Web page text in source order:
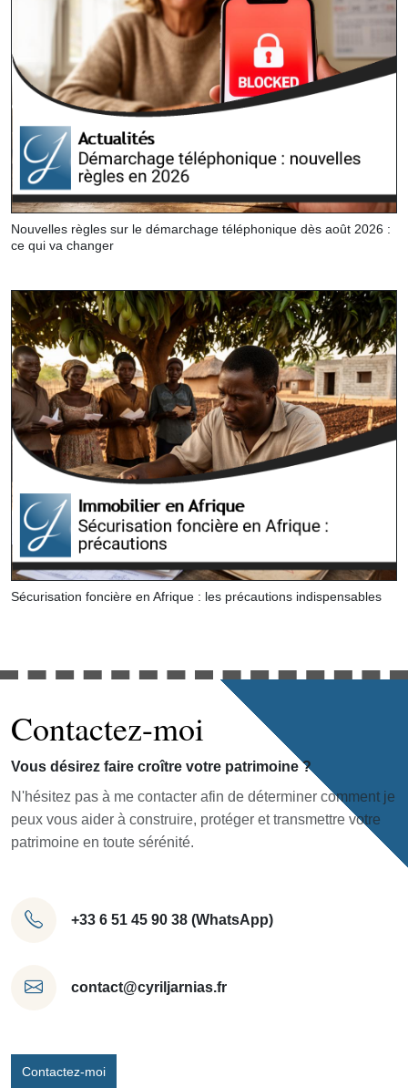
Nouvelles règles sur le démarchage téléphonique dès août 2026 :
ce qui va changer
Sécurisation foncière en Afrique : les précautions indispensables
Contactez-moi
Vous désirez faire croître votre patrimoine ?
N'hésitez pas à me contacter afin de déterminer comment je
peux vous aider à construire, protéger et transmettre votre
patrimoine en toute sérénité.
+33 6 51 45 90 38 (WhatsApp)
contact@cyriljarnias.fr
Contactez-moi